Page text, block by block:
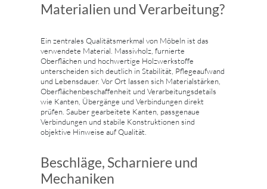
Materialien und Verarbeitung?
Ein zentrales Qualitätsmerkmal von Möbeln ist das
verwendete Material. Massivholz, furnierte
Oberflächen und hochwertige Holzwerkstoffe
unterscheiden sich deutlich in Stabilität, Pflegeaufwand
und Lebensdauer. Vor Ort lassen sich Materialstärken,
Oberflächenbeschaffenheit und Verarbeitungsdetails
wie Kanten, Übergänge und Verbindungen direkt
prüfen. Sauber gearbeitete Kanten, passgenaue
Verbindungen und stabile Konstruktionen sind
objektive Hinweise auf Qualität.
Beschläge, Scharniere und
Mechaniken